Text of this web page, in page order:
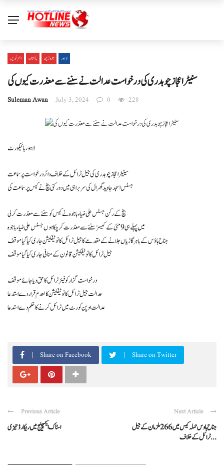
اہم خبریں پاکستان تازہ ترین لاہور
سنیٹراعجاز چوہدری کی درخواست عدالت نے سننے سے معذرت کیوں کی
Suleman Awan July 3, 2024 0 228
لاہور ہائیکورٹ
سینیٹر اعجاز چوہدری کی جیل ٹرائل کے خلاف دائر درخواست پر سماعت
جسٹس اسجد جاوید گھرال کی سربراہی میں دو رکنی بنچ نے کیس پر سماعت کی
بنچ کے رکن جسٹس علی ضیاء باجوہ نے کیس کو سننے سے معذرت کر لی
میں پہلے ہی 9 مئی کے کیسز سننے سے معذرت کر چکا ہوں جسٹس علی ضیاء باجوہ
جناح ہاؤس کے باہر گاڑیاں جلانے کے مقدمے کا جیل ٹرائل کا نوٹیفکیشن جاری کیا گیا موقف
جیل ٹرائل کا نوٹیفکیشن قانون کے منافی جاری کیا گیا موقف
درخواست گزار کو فیئر ٹرائل کا حق دیا جائے موقف
عدالت جیل ٹرائل کا نوٹیفکیشن کالعدم قرار دے استدعا
عدالت اوپن کورٹ میں ٹرائل کرنے کا حکم دے استدعا
Share on Facebook Share on Twitter
Previous Article
اسٹاک ایکسچینج میں ریکارڈ تیزی
Next Article
جناح ہاوس حملہ کیس میں 266 ملزمان کے جیل
ٹرائل کے خلاف ...